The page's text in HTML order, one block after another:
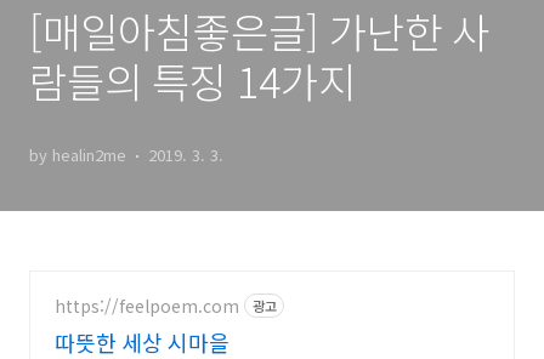
[매일아침좋은글] 가난한 사
람들의 특징 14가지
by healin2me 2019. 3. 3.
https://feelpoem.com 광고
따뜻한 세상 시마을